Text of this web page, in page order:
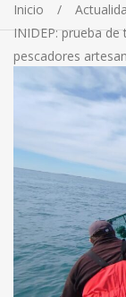
Inicio
INIDEP: prueba
pescadores